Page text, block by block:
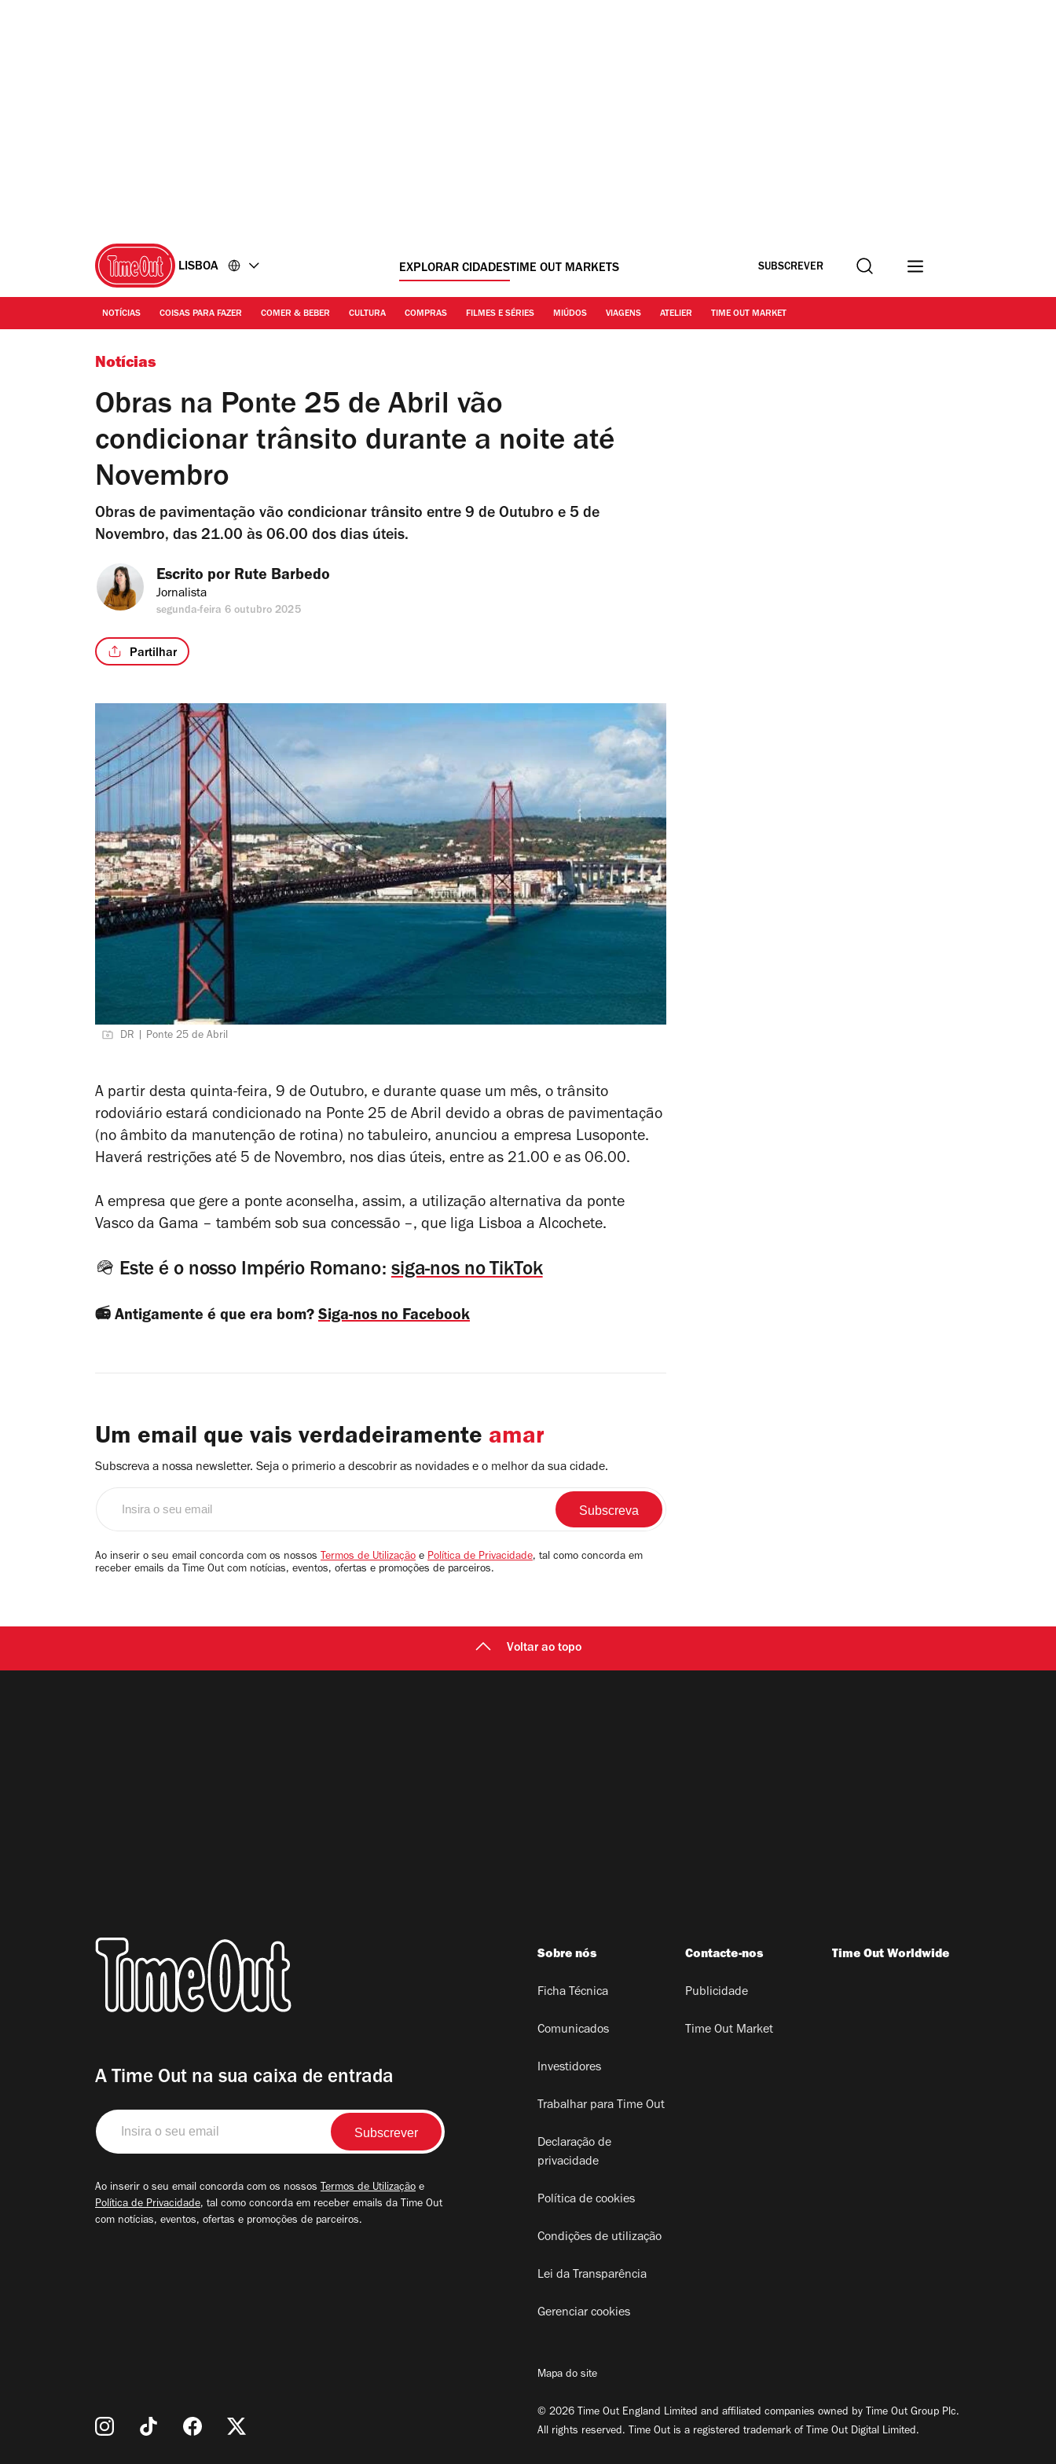
LISBOA EXPLORAR CIDADESTIME OUT MARKETS SUBSCREVER Procurar
NOTÍCIAS COISAS PARA FAZER COMER & BEBER CULTURA COMPRAS FILMES E SÉRIES MIÚDOS VIAGENS ATELIER TIME OUT MARKET
Notícias
Obras na Ponte 25 de Abril vão
condicionar trânsito durante a noite até
Novembro
Obras de pavimentação vão condicionar trânsito entre 9 de Outubro e 5 de
Novembro, das 21.00 às 06.00 dos dias úteis.
Escrito por Rute Barbedo
Jornalista
segunda-feira 6 outubro 2025
Partilhar
DR | Ponte 25 de Abril
A partir desta quinta-feira, 9 de Outubro, e durante quase um mês, o trânsito
rodoviário estará condicionado na Ponte 25 de Abril devido a obras de pavimentação
(no âmbito da manutenção de rotina) no tabuleiro, anunciou a empresa Lusoponte.
Haverá restrições até 5 de Novembro, nos dias úteis, entre as 21.00 e as 06.00.
A empresa que gere a ponte aconselha, assim, a utilização alternativa da ponte
Vasco da Gama – também sob sua concessão –, que liga Lisboa a Alcochete.
🪖 Este é o nosso Império Romano: siga-nos no TikTok
📻 Antigamente é que era bom? Siga-nos no Facebook
Um email que vais verdadeiramente amar
Subscreva a nossa newsletter. Seja o primerio a descobrir as novidades e o melhor da sua cidade.
email
Ao inserir o seu email concorda com os nossos Termos de Utilização e Política de Privacidade, tal como concorda em
receber emails da Time Out com notícias, eventos, ofertas e promoções de parceiros.
Voltar ao topo
A Time Out na sua caixa de entrada
Insira
o
seu
Ao inserir o seu email concorda com os nossos Termos de Utilização e
Política de Privacidade, tal como concorda em receber emails da Time Out
com notícias, eventos, ofertas e promoções de parceiros.
Sobre nós
Ficha Técnica
Comunicados
Investidores
Trabalhar para Time Out
Declaração de
privacidade
Política de cookies
Condições de utilização
Lei da Transparência
Gerenciar cookies
Contacte-nos
Publicidade
Time Out Market
Time Out Worldwide
Mapa do site
© 2026 Time Out England Limited and affiliated companies owned by Time Out Group Plc.
All rights reserved. Time Out is a registered trademark of Time Out Digital Limited.